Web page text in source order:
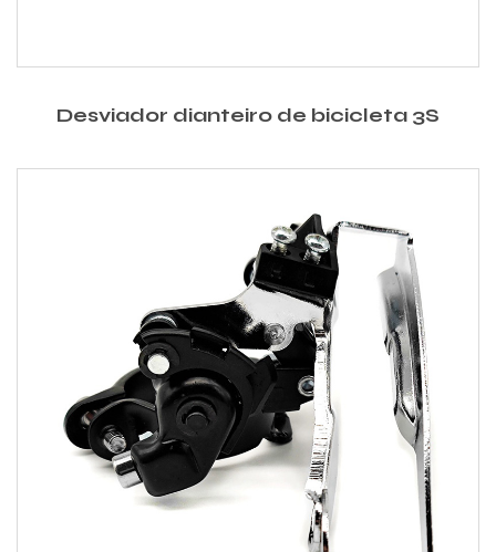
Desviador dianteiro de bicicleta 3S